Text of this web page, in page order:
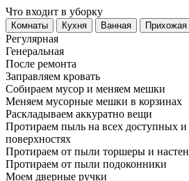
Что входит в уборку
Регу­лярная
Гене­ральная
После ремонта
Заправляем кровать
Собираем мусор и меняем мешки
Меняем мусорные мешки в корзинах
Раскладываем аккуратно вещи
Протираем пыль на всех доступных
поверхностях
Протираем от пыли торшеры и
Протираем от пыли подоконники
Моем дверные ручки